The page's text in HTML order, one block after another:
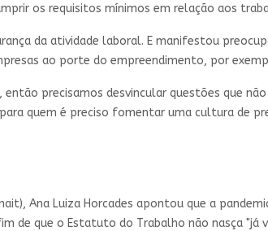
os requisitos mínimos em relação aos
da atividade laboral. E manifestou
ao porte do empreendimento, por
precisamos desvincular questões que
quem é preciso fomentar uma cultura de
Ana Luiza Horcades apontou que a
de que o Estatuto do Trabalho não nasça "já